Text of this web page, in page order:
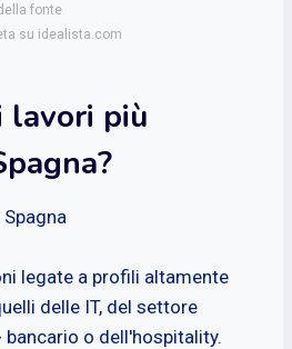
fonte
su idealista.com
lavori più
legate a profili altamente
delle IT, del settore
o dell'hospitality.